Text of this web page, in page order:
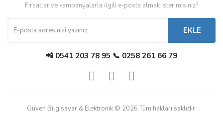
Fırsatlar ve kampanyalarla ilgili e-posta almak ister misiniz?
EKLE
📲 0541 203 78 95 📞 0258 261 66 79
Güven Bilgisayar & Elektronik © 2026 Tüm hakları saklıdır.